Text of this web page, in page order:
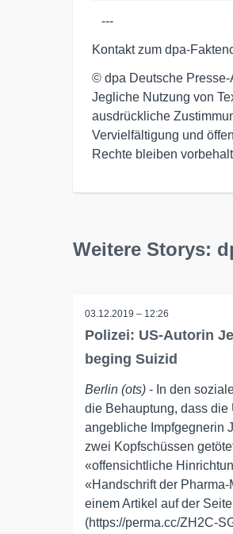
   ---
Kontakt zum dpa-
© dpa Deutsche Presse-
Jegliche Nutzung von
ausdrückliche
Vervielfältigung und
Rechte bleiben
Weitere Storys:
03.12.2019 – 12:26
Polizei: US-Autorin
beging Suizid
Berlin (ots) - In den
die Behauptung, dass die
angebliche Impfgegnerin
zwei Kopfschüssen
«offensichtliche
«Handschrift der
einem Artikel auf der
(https://perma.cc/ZH2C-